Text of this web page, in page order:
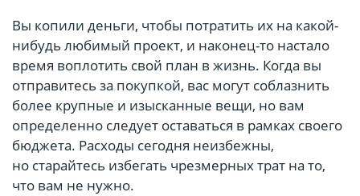
Вы копили деньги, чтобы потратить их на какой-
нибудь любимый проект, и наконец-то настало
время воплотить свой план в жизнь. Когда вы
отправитесь за покупкой, вас могут соблазнить
более крупные и изысканные вещи, но вам
определенно следует оставаться в рамках своего
бюджета. Расходы сегодня неизбежны,
но старайтесь избегать чрезмерных трат на то,
что вам не нужно.